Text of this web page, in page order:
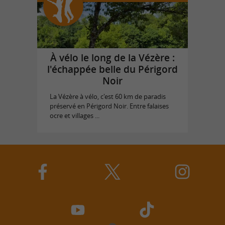
À vélo le long de la Vézère :
l'échappée belle du Périgord
Noir
La Vézère à vélo, c'est 60 km de paradis
préservé en Périgord Noir. Entre falaises
ocre et villages ...